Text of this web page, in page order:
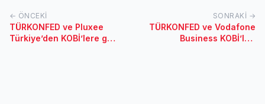
← ÖNCEKI
TÜRKONFED ve Pluxee
Türkiye’den KOBİ’lere güç
SONRAKI →
TÜRKONFED ve Vodafone
Business KOBİ’leri